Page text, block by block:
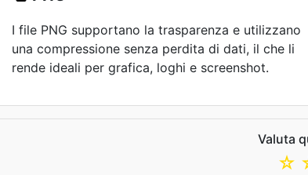
I file PNG supportano la trasparenza e utilizzano
una compressione senza perdita di dati, il che li
rende ideali per grafica, loghi e screenshot.
Valuta
☆